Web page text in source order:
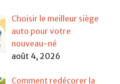
Choisir le meilleur siège
auto pour votre
nouveau-né
août 4, 2026
Comment redécorer la